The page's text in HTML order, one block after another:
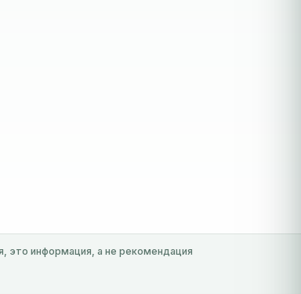
это информация, а не рекомендация